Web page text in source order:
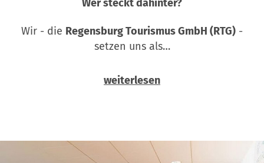
Wer steckt dahinter?
Wir - die Regensburg Tourismus GmbH (RTG) -
setzen uns als…
weiterlesen